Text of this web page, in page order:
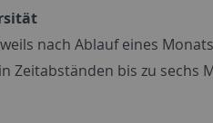
nach Ablauf eines
Zeitabständen bis zu sechs